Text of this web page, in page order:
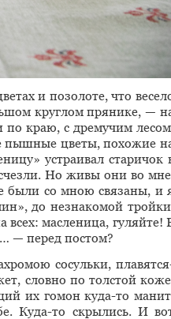
и позолоте, что
круглом прянике, —
краю, с дремучим
пышные цветы, похожие
устраивал старичок
Но живы они во
были со мною связаны, и
до незнакомой
всех: масленица, гуляйте!
— перед постом?
сосульки,
словно по толстой
их гомон куда-то
Куда-то скрылись. И